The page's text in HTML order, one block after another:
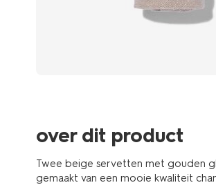
over dit product
Twee beige servetten met gouden
gemaakt van een mooie kwaliteit